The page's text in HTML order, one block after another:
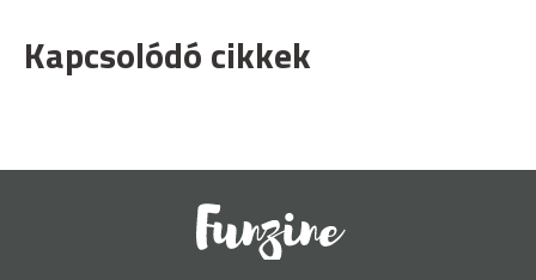
Kapcsolódó cikkek